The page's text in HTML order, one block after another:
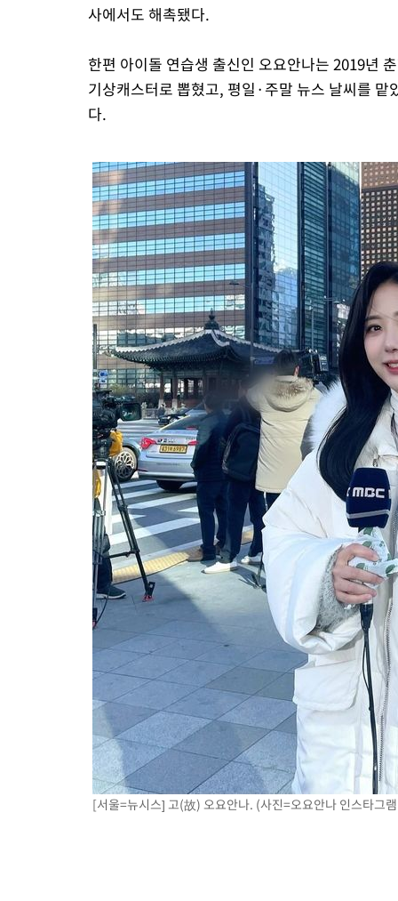
사에서도 해촉됐다.
한편 아이돌 연습생 출신인 오요안나는 2019년
기상캐스터로 뽑혔고, 평일·주말 뉴스 날씨를
다.
[서울=뉴시스] 고(故) 오요안나. (사진=오요안나 인스타그